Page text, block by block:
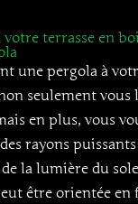
votre terrasse en
une pergola à
seulement vous
en plus, vous
rayons
la lumière du
être orientée en